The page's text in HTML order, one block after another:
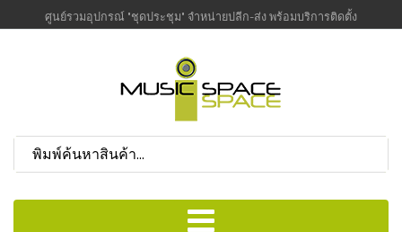
ศูนย์รวมอุปกรณ์ "ชุดประชุม" จำหน่ายปลีก-ส่ง พร้อมบริการติดตั้ง